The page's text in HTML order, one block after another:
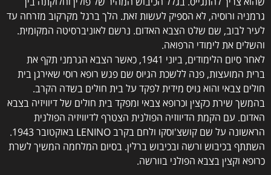
גרמניה ורוסיה, לא הספיק לעשות זאת. הלך ברגל מקרקוב מזרחה עד
לעיר לבוב, שם שלט הצבא האדום. נרשם לאוניברסיטה המקומית.
והשלים את לימודי הרפואה.
לאחר סיום הלימודים, ביוני 1941, כאשר הצבא הגרמני תקף את
ברית המועצות, פנה ללשכת הגיוס שם פגש רופא רוסי שאירגן בית
חולים צבאי והוא גויס מידית לפקד על בית חולים בשדה הקרב.
בהמשך שירת כקצין וכרופא צבאי ומפקד בית חולים של דיוויזיה בצבא
האדום. עם הקמת הדיווזיה הפולנית הצטרף לדיוויזיה הפולנית
הראשונה על שם קושצ'וסקו ולחם בקרב LENINO באוקטובר 1943.
השתתף בכיבוש ורשה ובכיבוש ברלין. בסיום המלחמה המשיך לשרת
כרופא וקצין בצבא הפולני בוורשה.